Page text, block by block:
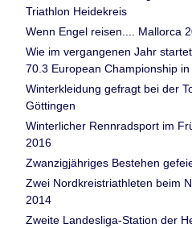
Triathlon Heidekreis
Wenn Engel reisen.... Mallorca
Wie im vergangenen Jahr
70.3 European Championship
Winterkleidung gefragt bei der
Göttingen
Winterlicher Rennradsport im
2016
Zwanzigjähriges Bestehen
Zwei Nordkreistriathleten beim
2014
Zweite Landesliga-Station der